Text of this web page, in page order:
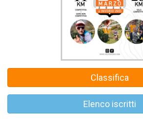
Classifica
Elenco iscritti